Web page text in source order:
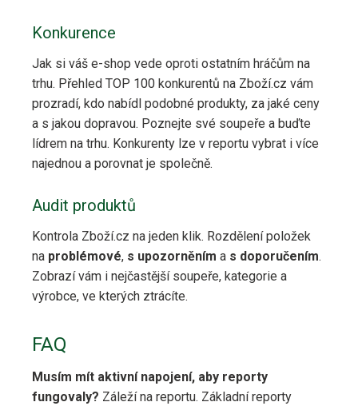
Konkurence
Jak si váš e-shop vede oproti ostatním hráčům na
trhu. Přehled TOP 100 konkurentů na Zboží.cz vám
prozradí, kdo nabídl podobné produkty, za jaké ceny
a s jakou dopravou. Poznejte své soupeře a buďte
lídrem na trhu. Konkurenty lze v reportu vybrat i více
najednou a porovnat je společně.
Audit produktů
Kontrola Zboží.cz na jeden klik. Rozdělení položek
na problémové, s upozorněním a s doporučením.
Zobrazí vám i nejčastější soupeře, kategorie a
výrobce, ve kterých ztrácíte.
FAQ
Musím mít aktivní napojení, aby reporty
fungovaly? Záleží na reportu. Základní reporty